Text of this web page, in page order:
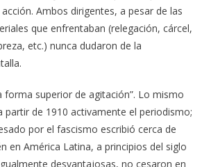
Ambos dirigentes, a pesar de las
que enfrentaban (relegación, cárcel,
etc.) nunca dudaron de la
forma superior de agitación”. Lo mismo
partir de 1910 activamente el periodismo;
por el fascismo escribió cerca de
en América Latina, a principios del siglo
desvantajosas, no cesaron en